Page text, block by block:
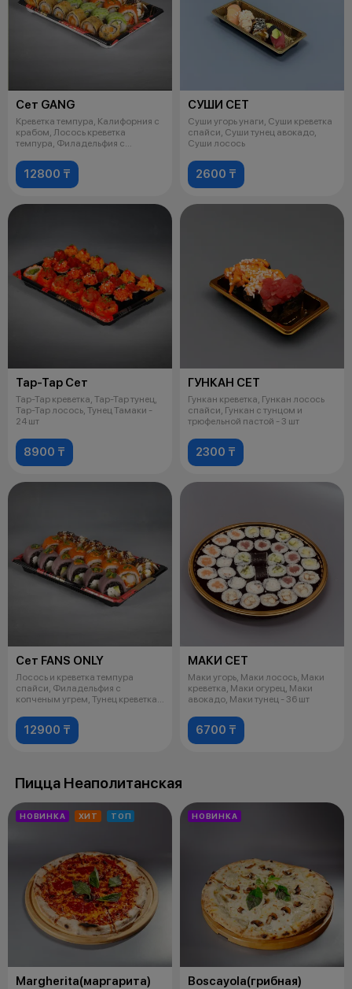
Сет GANG
Креветка темпура, Калифорния с
крабом, Лосось креветка
темпура, Филадельфия с
12800 ₸
СУШИ СЕТ
Суши угорь унаги, Суши креветка
спайси, Суши тунец авокадо,
Суши лосось
2600 ₸
Тар-Тар Сет
Тар-Тар креветка, Тар-Тар тунец,
Тар-Тар лосось, Тунец Тамаки -
24 шт
8900 ₸
ГУНКАН СЕТ
Гункан креветка, Гункан лосось
спайси, Гункан с тунцом и
трюфельной пастой - 3 шт
2300 ₸
Сет FANS ONLY
Лосось и креветка темпура
спайси, Филадельфия с
копченым угрем, Тунец креветка
12900 ₸
МАКИ СЕТ
Маки угорь, Маки лосось, Маки
креветка, Маки огурец, Маки
авокадо, Маки тунец - 36 шт
6700 ₸
Пицца Неаполитанская
НОВИНКА ХИТ ТОП
Margherita(маргарита)
НОВИНКА
Boscayola(грибная)